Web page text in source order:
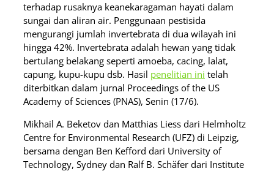
terhadap rusaknya keanekaragaman hayati dalam
sungai dan aliran air. Penggunaan pestisida
mengurangi jumlah invertebrata di dua wilayah ini
hingga 42%. Invertebrata adalah hewan yang tidak
bertulang belakang seperti amoeba, cacing, lalat,
capung, kupu-kupu dsb. Hasil penelitian ini telah
diterbitkan dalam jurnal Proceedings of the US
Academy of Sciences (PNAS), Senin (17/6).
Mikhail A. Beketov dan Matthias Liess dari Helmholtz
Centre for Environmental Research (UFZ) di Leipzig,
bersama dengan Ben Kefford dari University of
Technology, Sydney dan Ralf B. Schäfer dari Institute